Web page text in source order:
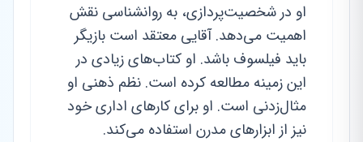
او در شخصیت‌پردازی، به روانشناسی نقش
اهمیت می‌دهد. آقایی معتقد است بازیگر
باید فیلسوف باشد. او کتاب‌های زیادی در
این زمینه مطالعه کرده است. نظم ذهنی او
مثال‌زدنی است. او برای کارهای اداری خود
نیز از ابزارهای مدرن استفاده می‌کند.